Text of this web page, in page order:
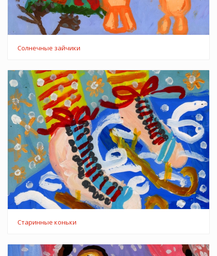
Солнечные зайчики
Старинные коньки